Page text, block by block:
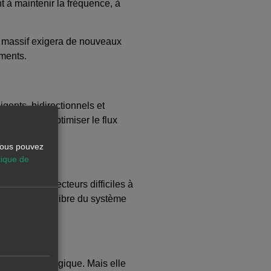
à maintenir la fréquence, à
exigera de nouveaux
bidirectionnels et
réel pour optimiser le flux
les secteurs difficiles à
à l’équilibre du système
technologique. Mais elle
pouvez
de